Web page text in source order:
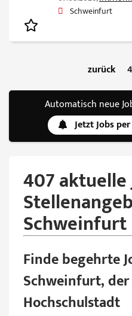
Schweinfurt
zurück 4
Automatisch neue
Jetzt Jobs
407 aktuelle
Schweinfurt
Finde begehrte
Schweinfurt,
Hochschulstadt